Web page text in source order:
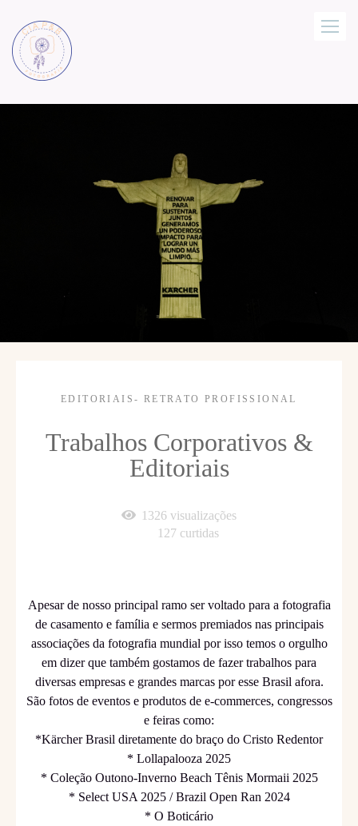
EDITORIAIS- RETRATO PROFISSIONAL
Trabalhos Corporativos &
Editoriais
1326 visualizações
127 curtidas
Apesar de nosso principal ramo ser voltado para a fotografia
de casamento e família e sermos premiados nas principais
associações da fotografia mundial por isso temos o orgulho
em dizer que também gostamos de fazer trabalhos para
diversas empresas e grandes marcas por esse Brasil afora.
São fotos de eventos e produtos de e-commerces, congressos
e feiras como:
*Kärcher Brasil diretamente do braço do Cristo Redentor
* Lollapalooza 2025
* Coleção Outono-Inverno Beach Tênis Mormaii 2025
* Select USA 2025 / Brazil Open Ran 2024
* O Boticário